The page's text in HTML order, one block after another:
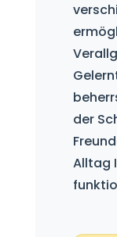
der
Alltag